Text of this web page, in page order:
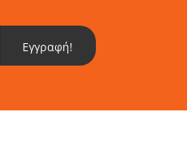
Εγγραφή!